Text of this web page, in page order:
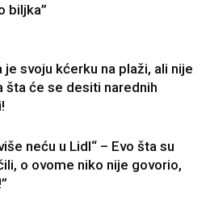
biljka”
je svoju kćerku na plaži, ali nije
šta će se desiti narednih
neću u Lidl“ – Evo šta su
o ovome niko nije govorio,